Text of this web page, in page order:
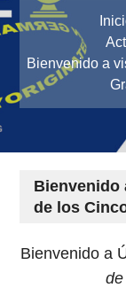
Bienvenido a
Bienvenido
de los
Bienvenido a